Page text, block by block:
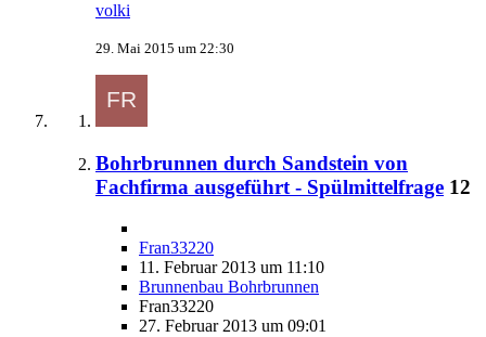
volki
29. Mai 2015 um 22:30
Bohrbrunnen durch Sandstein von
Fachfirma ausgeführt - Spülmittelfrage 12
Fran33220
11. Februar 2013 um 11:10
Brunnenbau Bohrbrunnen
Fran33220
27. Februar 2013 um 09:01